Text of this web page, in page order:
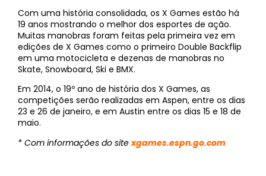
Com uma história consolidada, os X Games estão há
19 anos mostrando o melhor dos esportes de ação.
Muitas manobras foram feitas pela primeira vez em
edições de X Games como o primeiro Double Backflip
em uma motocicleta e dezenas de manobras no
Skate, Snowboard, Ski e BMX.
Em 2014, o 19º ano de história dos X Games, as
competições serão realizadas em Aspen, entre os dias
23 e 26 de janeiro, e em Austin entre os dias 15 e 18 de
maio.
* Com informações do sitexgames.espn.go.com